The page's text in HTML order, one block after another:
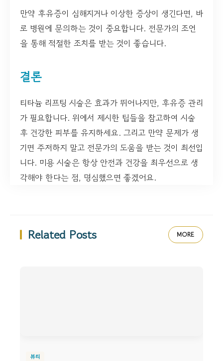
만약 후유증이 심해지거나 이상한 증상이 생긴다면, 바
로 병원에 문의하는 것이 중요합니다. 전문가의 조언
을 통해 적절한 조치를 받는 것이 좋습니다.
결론
티타늄 리프팅 시술은 효과가 뛰어나지만, 후유증 관리
가 필요합니다. 위에서 제시한 팁들을 참고하여 시술
후 건강한 피부를 유지하세요. 그리고 만약 문제가 생
기면 주저하지 말고 전문가의 도움을 받는 것이 최선입
니다. 미용 시술은 항상 안전과 건강을 최우선으로 생
각해야 한다는 점, 명심했으면 좋겠어요.
Related Posts MORE
뷰티